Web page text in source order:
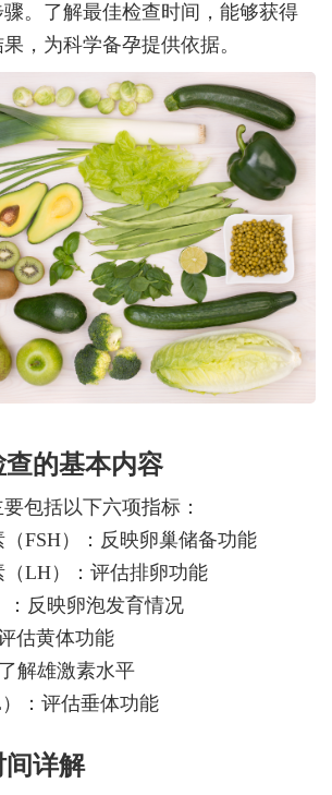
。了解最佳检查时间，能够获得
，为科学备孕提供依据。
的基本内容
包括以下六项指标：
FSH）：反映卵巢储备功能
（LH）：评估排卵功能
：反映卵泡发育情况
估黄体功能
解雄激素水平
：评估垂体功能
详解